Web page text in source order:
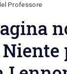
Professore